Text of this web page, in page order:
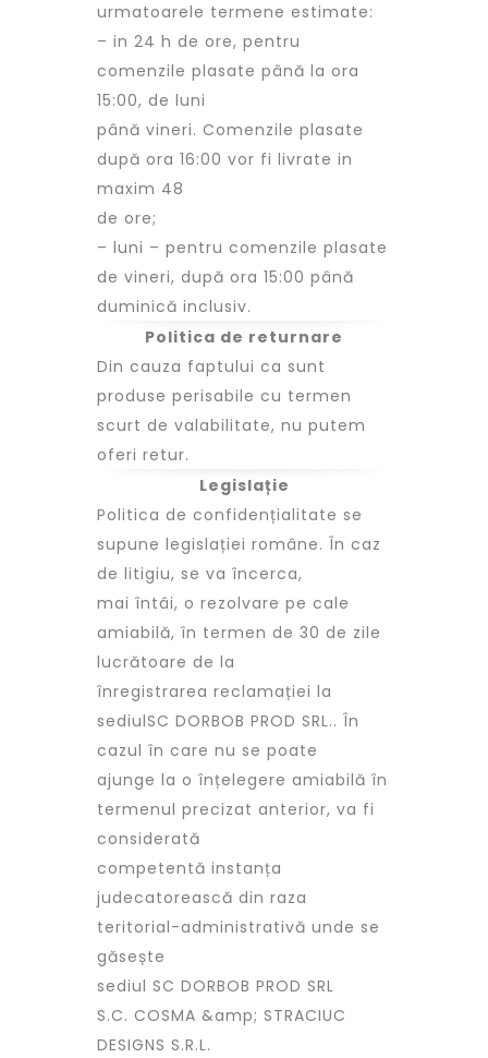
urmatoarele termene estimate:
– in 24 h de ore, pentru
comenzile plasate până la ora
15:00, de luni
până vineri. Comenzile plasate
după ora 16:00 vor fi livrate in
maxim 48
de ore;
– luni – pentru comenzile plasate
de vineri, după ora 15:00 până
duminică inclusiv.
Politica de returnare
Din cauza faptului ca sunt
produse perisabile cu termen
scurt de valabilitate, nu putem
oferi retur.
Legislație
Politica de confidențialitate se
supune legislației române. În caz
de litigiu, se va încerca,
mai întâi, o rezolvare pe cale
amiabilă, în termen de 30 de zile
lucrătoare de la
înregistrarea reclamației la
sediulSC DORBOB PROD SRL.. În
cazul în care nu se poate
ajunge la o înțelegere amiabilă în
termenul precizat anterior, va fi
considerată
competentă instanța
judecatorească din raza
teritorial-administrativă unde se
găsește
sediul SC DORBOB PROD SRL
S.C. COSMA &amp; STRACIUC
DESIGNS S.R.L.